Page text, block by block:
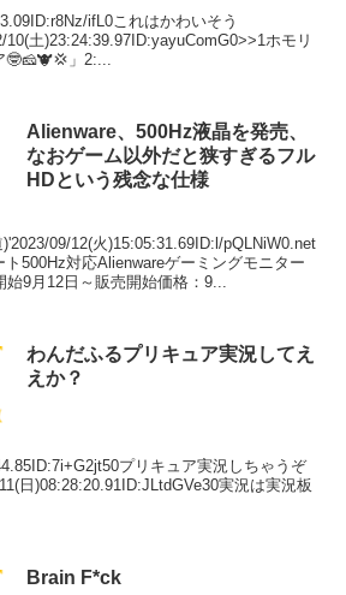
ifL0これはかわいそう
土)23:24:39.97ID:yayuComG0>>1ホモリ
」2:...
Alienware、500Hz液晶を発売、
なおゲーム以外だと狭すぎるフル
HDという残念な仕様
09/12(火)15:05:31.69ID:l/pQLNiW0.net
500Hz対応Alienwareゲーミングモニター
始9月12日～販売開始価格：9...
わんだふるプリキュア実況してえ
えか？
プリキュア実況しちゃうぞ
日)08:28:20.91ID:JLtdGVe30実況は実況板
Brain F*ck